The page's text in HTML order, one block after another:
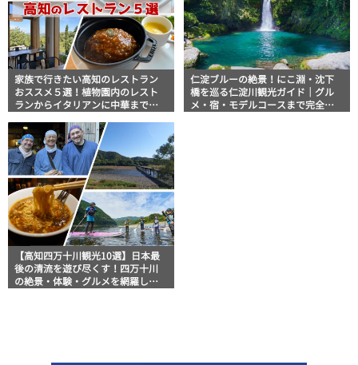
家族で行きたい高知のレストラン
おススメ５選！植物園内のレスト
ランからイタリアンに中華まで楽
仁淀ブルーの絶景！にこ淵・沈下
橋を巡る仁淀川観光ガイド｜グル
メ・宿・モデルコースまで完全網
【高知四万十川観光10選】日本最
後の清流を遊び尽くす！四万十川
の絶景・体験・グルメを網羅した